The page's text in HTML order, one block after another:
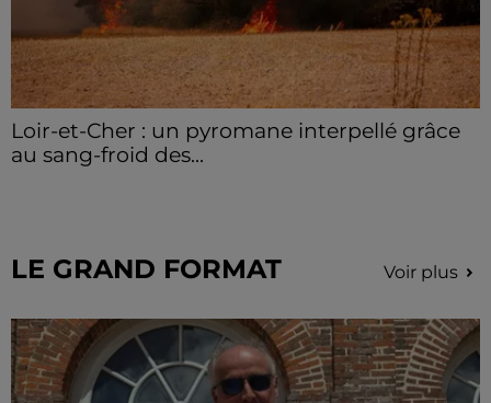
Loir-et-Cher : un pyromane interpellé grâce
au sang-froid des...
Grâce...
LE GRAND FORMAT Voir plus